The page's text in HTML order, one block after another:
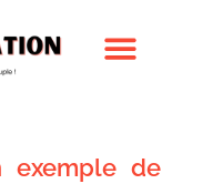
exemple de